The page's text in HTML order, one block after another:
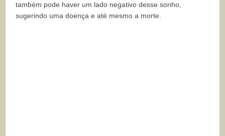
também pode haver um lado negativo desse sonho,
sugerindo uma doença e até mesmo a morte.